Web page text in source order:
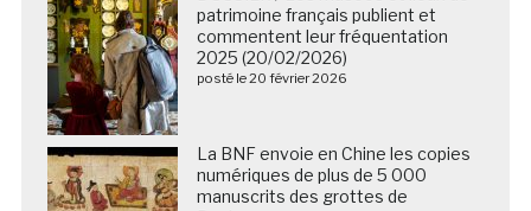
patrimoine français publient et
commentent leur fréquentation
2025 (20/02/2026)
posté le 20 février 2026
La BNF envoie en Chine les copies
numériques de plus de 5 000
manuscrits des grottes de